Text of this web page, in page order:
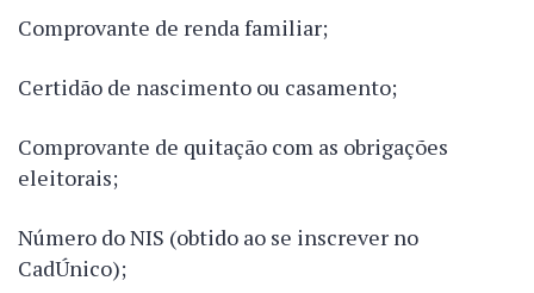
Comprovante de renda familiar;
Certidão de nascimento ou casamento;
Comprovante de quitação com as obrigações
eleitorais;
Número do NIS (obtido ao se inscrever no
CadÚnico);